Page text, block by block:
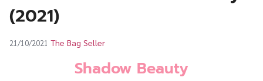
(2021)
21/10/2021 The Bag Seller
Shadow Beauty